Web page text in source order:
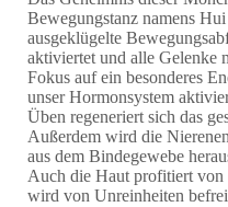
Bewegungstanz namens
ausgeklügelte
aktiviertet und alle Gelenke
Fokus auf ein besonderes
unser Hormonsystem
Üben regeneriert sich das
Außerdem wird die
aus dem Bindegewebe
Auch die Haut profitiert
wird von Unreinheiten